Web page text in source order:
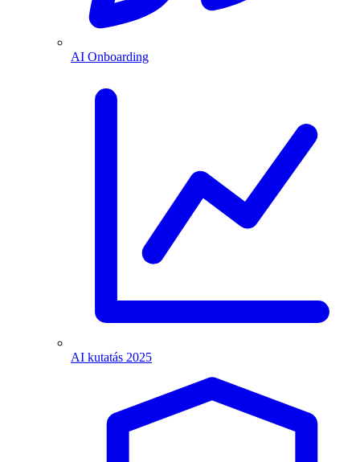
AI Onboarding
AI kutatás 2025